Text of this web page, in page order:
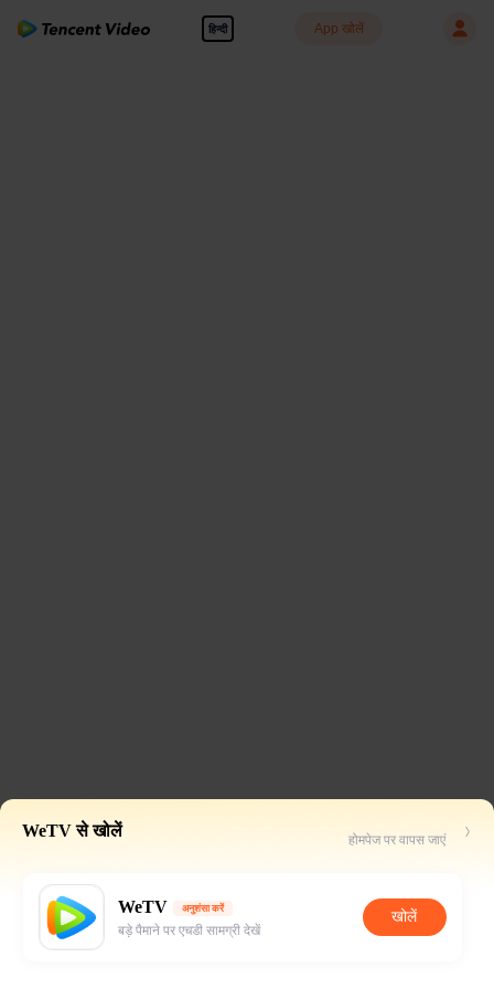
हिन्दी App खोलें
WeTV से खोलें होमपेज पर वापस जाएं
WeTV अनुशंसा करें
बड़े पैमाने पर एचडी सामग्री देखें
खोलें